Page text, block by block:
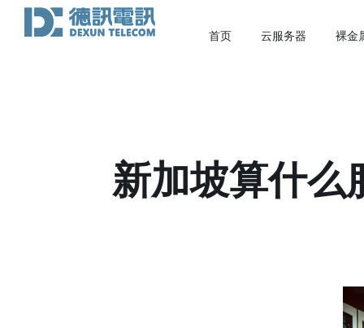
首页 云服务器 裸金
新加坡算什么